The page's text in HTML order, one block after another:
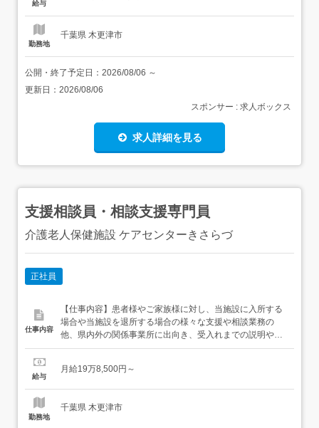
給与
勤務地
千葉県 木更津市
公開・終了予定日： 2026/08/06 ～
更新日： 2026/08/06
スポンサー : 求人ボックス
求人詳細を見る
支援相談員・相談支援専門員
介護老人保健施設 ケアセンターきさらづ
正社員
仕事内容
【仕事内容】患者様やご家族様に対し、当施設に入所する
場合や当施設を退所する場合の様々な支援や相談業務の
他、県内外の関係事業所に出向き、受入れまでの説明や当
施設の案内を行う。・仕事内容の変更:なし・転勤:なし
介護業界での勤務経験ある方は歓迎いたします。 【給与】
給与
月給19万8,500円～
勤務地
千葉県 木更津市